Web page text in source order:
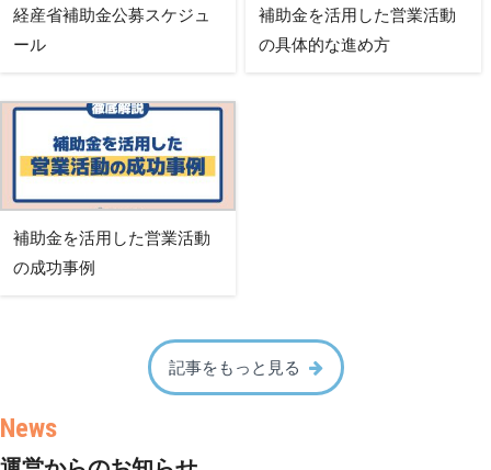
経産省補助金公募スケジュ
ール
補助金を活用した営業活動
の具体的な進め方
補助金を活用した営業活動
の成功事例
記事をもっと見る